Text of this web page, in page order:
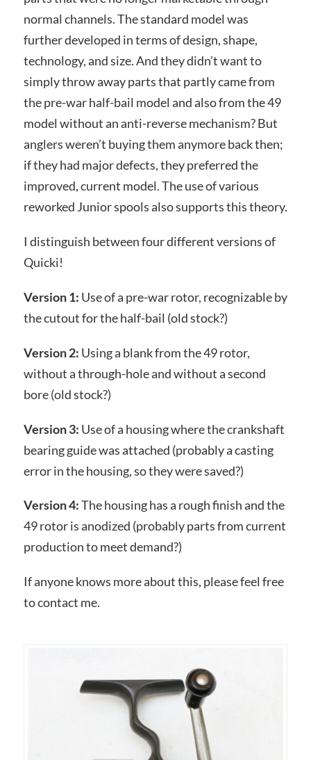
normal channels. The standard model was
further developed in terms of design, shape,
technology, and size. And they didn’t want to
simply throw away parts that partly came from
the pre-war half-bail model and also from the 49
model without an anti-reverse mechanism? But
anglers weren’t buying them anymore back then;
if they had major defects, they preferred the
improved, current model. The use of various
reworked Junior spools also supports this theory.
I distinguish between four different versions of
Quicki!
Version 1: Use of a pre-war rotor, recognizable by
the cutout for the half-bail (old stock?)
Version 2: Using a blank from the 49 rotor,
without a through-hole and without a second
bore (old stock?)
Version 3: Use of a housing where the crankshaft
bearing guide was attached (probably a casting
error in the housing, so they were saved?)
Version 4:The housing has a rough finish and the
49 rotor is anodized (probably parts from current
production to meet demand?)
If anyone knows more about this, please feel free
to contact me.